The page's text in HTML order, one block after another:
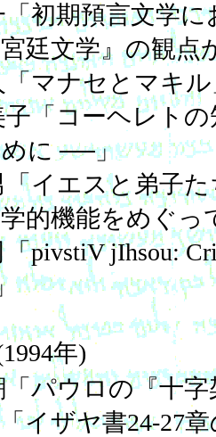
「初期預言文学
廷文学』の観点
「マナセとマキ
子「コーヘレト
に ──」
「イエスと弟子
的機能をめぐっ
「pivstiV jIhsou:
年)
「パウロの『十
イザヤ書24-27章